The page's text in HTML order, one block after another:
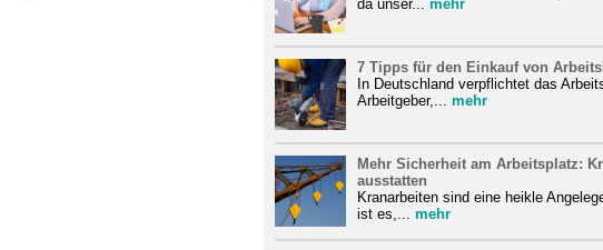
da unser... mehr
7 Tipps für den Einkauf von
In Deutschland verpflichtet das
Arbeitgeber,... mehr
Mehr Sicherheit am Arbeitsplatz:
ausstatten
Kranarbeiten sind eine heikle
ist es,... mehr